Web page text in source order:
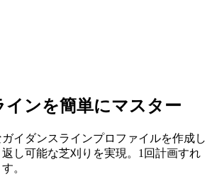
インを簡単にマスター
イダンスラインプロファイルを作成し
し可能な芝刈りを実現。1回計画すれ
。